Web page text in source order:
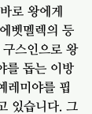
로 왕에게
벳멜렉의 등
스인으로 왕
를 돕는 이방
레미야를 핍
있습니다. 그